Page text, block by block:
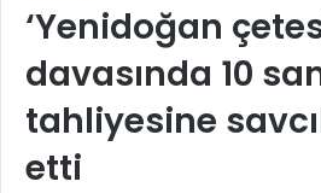
‘Yenidoğan
davasında 10
tahliyesine
etti